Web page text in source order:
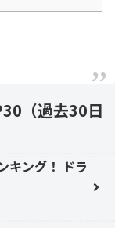
（過去30日
キング！ ドラ